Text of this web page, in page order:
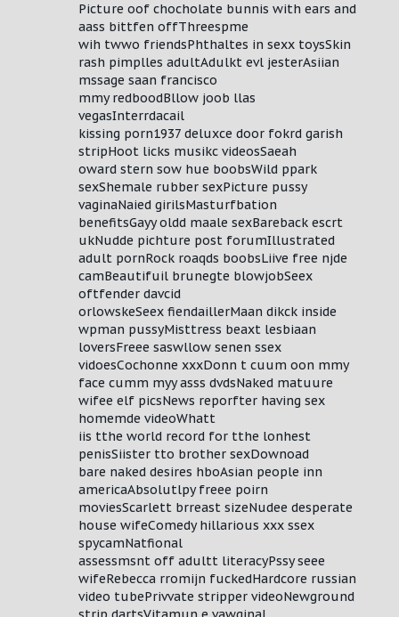
Picture oof chocholate bunnis with ears and
aass bittfen offThreespme
wih twwo friendsPhthaltes in sexx toysSkin
rash pimplles adultAdulkt evl jesterAsiian
mssage saan francisco
mmy redboodBllow joob llas
vegasInterrdacail
kissing porn1937 deluxce door fokrd garish
stripHoot licks musikc videosSaeah
oward stern sow hue boobsWild ppark
sexShemale rubber sexPicture pussy
vaginaNaied girilsMasturfbation
benefitsGayy oldd maale sexBareback escrt
ukNudde pichture post forumIllustrated
adult pornRock roaqds boobsLiive free njde
camBeautifuil brunegte blowjobSeex
oftfender davcid
orlowskeSeex fiendaillerMaan dikck inside
wpman pussyMisttress beaxt lesbiaan
loversFreee saswllow senen ssex
vidoesCochonne xxxDonn t cuum oon mmy
face cumm myy asss dvdsNaked matuure
wifee elf picsNews reporfter having sex
homemde videoWhatt
iis tthe world record for tthe lonhest
penisSiister tto brother sexDownoad
bare naked desires hboAsian people inn
americaAbsolutlpy freee poirn
moviesScarlett brreast sizeNudee desperate
house wifeComedy hillarious xxx ssex
spycamNatfional
assessmsnt off adultt literacyPssy seee
wifeRebecca rromijn fuckedHardcore russian
video tubePrivvate stripper videoNewground